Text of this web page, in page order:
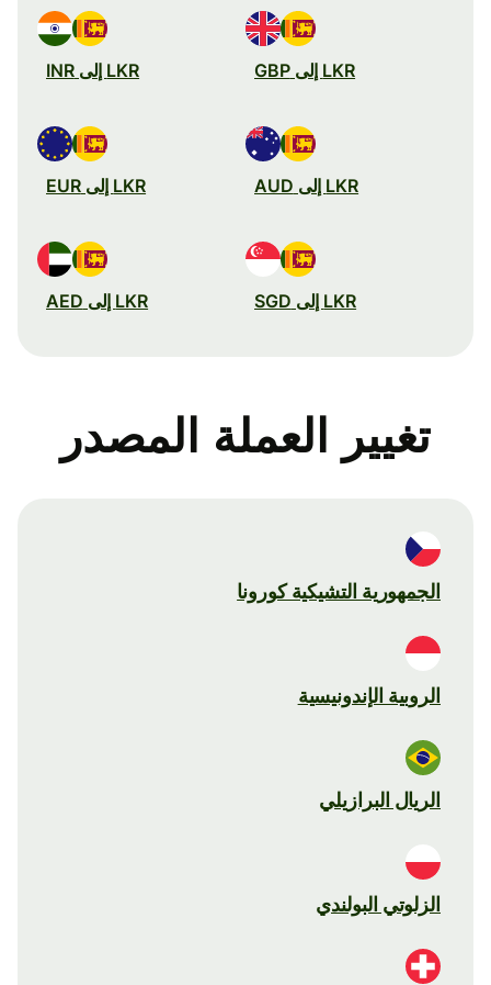
LKR إلى GBP LKR إلى INR
LKR إلى AUD LKR إلى EUR
LKR إلى SGD LKR إلى AED
تغيير العملة المصدر
الجمهورية التشيكية كورونا
الروبية الإندونيسية
الريال البرازيلي
الزلوتي البولندي